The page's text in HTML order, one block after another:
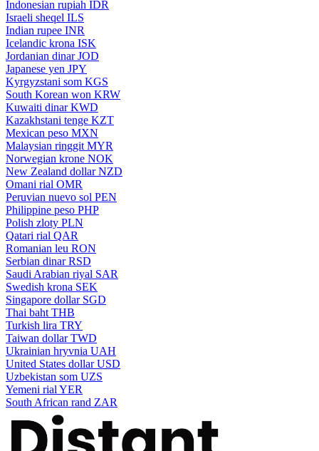
Indonesian rupiah IDR
Israeli sheqel ILS
Indian rupee INR
Icelandic krona ISK
Jordanian dinar JOD
Japanese yen JPY
Kyrgyzstani som KGS
South Korean won KRW
Kuwaiti dinar KWD
Kazakhstani tenge KZT
Mexican peso MXN
Malaysian ringgit MYR
Norwegian krone NOK
New Zealand dollar NZD
Omani rial OMR
Peruvian nuevo sol PEN
Philippine peso PHP
Polish zloty PLN
Qatari rial QAR
Romanian leu RON
Serbian dinar RSD
Saudi Arabian riyal SAR
Swedish krona SEK
Singapore dollar SGD
Thai baht THB
Turkish lira TRY
Taiwan dollar TWD
Ukrainian hryvnia UAH
United States dollar USD
Uzbekistan som UZS
Yemeni rial YER
South African rand ZAR